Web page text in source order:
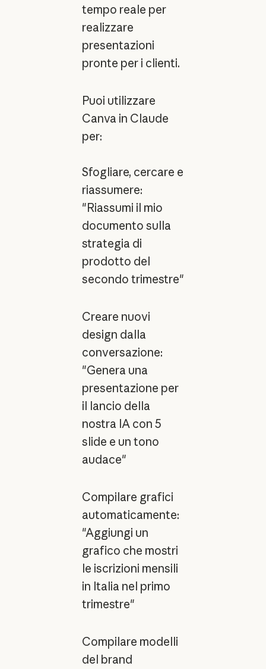
tempo reale per
realizzare
presentazioni
pronte per i clienti.
Puoi utilizzare
Canva in Claude
per:
Sfogliare, cercare e
riassumere:
"Riassumi il mio
documento sulla
strategia di
prodotto del
secondo trimestre"
Creare nuovi
design dalla
conversazione:
"Genera una
presentazione per
il lancio della
nostra IA con 5
slide e un tono
audace"
Compilare grafici
automaticamente:
"Aggiungi un
grafico che mostri
le iscrizioni mensili
in Italia nel primo
trimestre"
Compilare modelli
del brand